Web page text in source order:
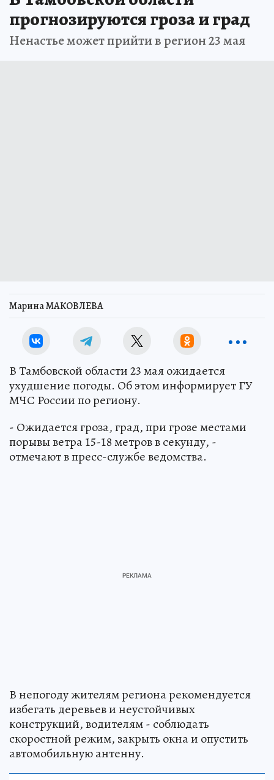
прогнозируются гроза и град
Ненастье может прийти в регион 23 мая
Марина МАКОВЛЕВА
В Тамбовской области 23 мая ожидается
ухудшение погоды. Об этом информирует ГУ
МЧС России по региону.
- Ожидается гроза, град, при грозе местами
порывы ветра 15-18 метров в секунду, -
отмечают в пресс-службе ведомства.
В непогоду жителям региона рекомендуется
избегать деревьев и неустойчивых
конструкций, водителям - соблюдать
скоростной режим, закрыть окна и опустить
автомобильную антенну.